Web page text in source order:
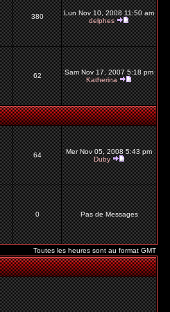
380
Lun Nov 10, 2008 11:50 am
delphes
62
Sam Nov 17, 2007 5:18 pm
Katherina
64
Mer Nov 05, 2008 5:43 pm
Duby
0 Pas de Messages
Toutes les heures sont au format GMT